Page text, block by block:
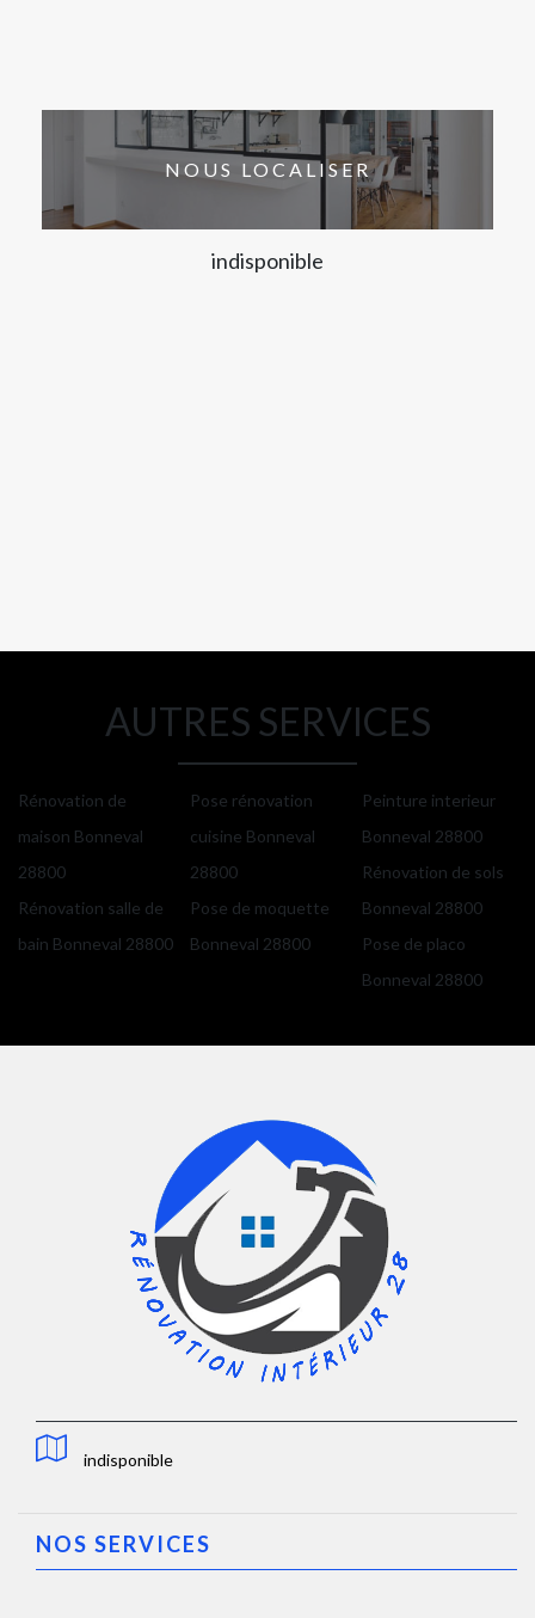
NOUS LOCALISER
indisponible
AUTRES SERVICES
Rénovation de
maison Bonneval
28800
Rénovation salle de
bain Bonneval 28800
Pose rénovation
cuisine Bonneval
28800
Pose de moquette
Bonneval 28800
Peinture interieur
Bonneval 28800
Rénovation de sols
Bonneval 28800
Pose de placo
Bonneval 28800
indisponible
NOS SERVICES